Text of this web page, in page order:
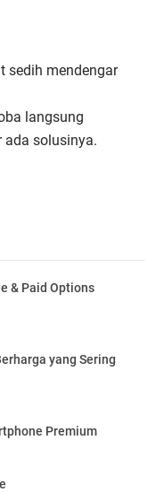
sedih mendengar
langsung
ada solusinya.
& Paid Options
yang Sering
Premium